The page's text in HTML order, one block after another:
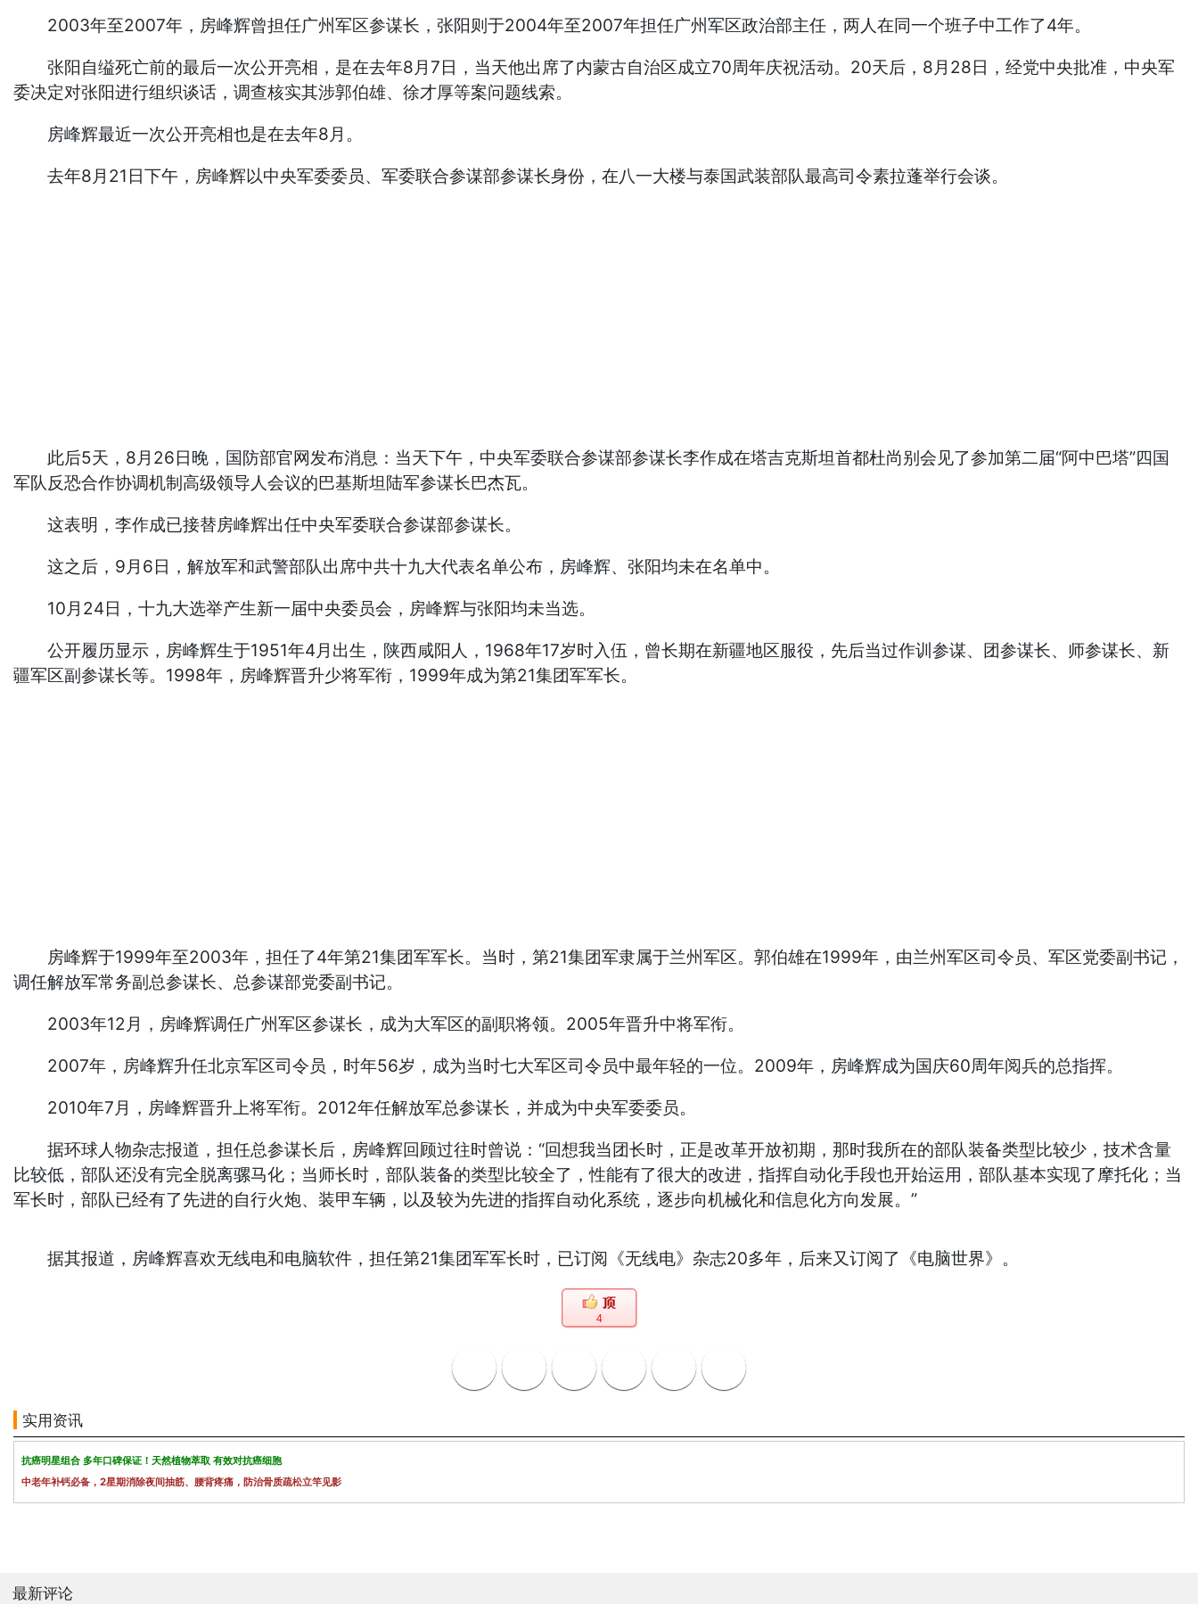
2003年至2007年，房峰辉曾担任广州军区参谋长，张阳则于2004年至2007年担任广州军区政治部主任，两人在同一个班子中工作了4年。
张阳自缢死亡前的最后一次公开亮相，是在去年8月7日，当天他出席了内蒙古自治区成立70周年庆祝活动。20天后，8月28日，经党中央批准，中央军
委决定对张阳进行组织谈话，调查核实其涉郭伯雄、徐才厚等案问题线索。
房峰辉最近一次公开亮相也是在去年8月。
去年8月21日下午，房峰辉以中央军委委员、军委联合参谋部参谋长身份，在八一大楼与泰国武装部队最高司令素拉蓬举行会谈。
此后5天，8月26日晚，国防部官网发布消息：当天下午，中央军委联合参谋部参谋长李作成在塔吉克斯坦首都杜尚别会见了参加第二届“阿中巴塔”四国
军队反恐合作协调机制高级领导人会议的巴基斯坦陆军参谋长巴杰瓦。
这表明，李作成已接替房峰辉出任中央军委联合参谋部参谋长。
这之后，9月6日，解放军和武警部队出席中共十九大代表名单公布，房峰辉、张阳均未在名单中。
10月24日，十九大选举产生新一届中央委员会，房峰辉与张阳均未当选。
公开履历显示，房峰辉生于1951年4月出生，陕西咸阳人，1968年17岁时入伍，曾长期在新疆地区服役，先后当过作训参谋、团参谋长、师参谋长、新
疆军区副参谋长等。1998年，房峰辉晋升少将军衔，1999年成为第21集团军军长。
房峰辉于1999年至2003年，担任了4年第21集团军军长。当时，第21集团军隶属于兰州军区。郭伯雄在1999年，由兰州军区司令员、军区党委副书记，
调任解放军常务副总参谋长、总参谋部党委副书记。
2003年12月，房峰辉调任广州军区参谋长，成为大军区的副职将领。2005年晋升中将军衔。
2007年，房峰辉升任北京军区司令员，时年56岁，成为当时七大军区司令员中最年轻的一位。2009年，房峰辉成为国庆60周年阅兵的总指挥。
2010年7月，房峰辉晋升上将军衔。2012年任解放军总参谋长，并成为中央军委委员。
据环球人物杂志报道，担任总参谋长后，房峰辉回顾过往时曾说：“回想我当团长时，正是改革开放初期，那时我所在的部队装备类型比较少，技术含量
比较低，部队还没有完全脱离骡马化；当师长时，部队装备的类型比较全了，性能有了很大的改进，指挥自动化手段也开始运用，部队基本实现了摩托化；当
军长时，部队已经有了先进的自行火炮、装甲车辆，以及较为先进的指挥自动化系统，逐步向机械化和信息化方向发展。”
据其报道，房峰辉喜欢无线电和电脑软件，担任第21集团军军长时，已订阅《无线电》杂志20多年，后来又订阅了《电脑世界》。
4
实用资讯
抗癌明星组合 多年口碑保证！天然植物萃取 有效对抗癌细胞
中老年补钙必备，2星期消除夜间抽筋、腰背疼痛，防治骨质疏松立竿见影
最新评论